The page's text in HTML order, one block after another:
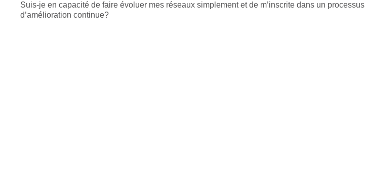
Suis-je en capacité de faire évoluer mes réseaux simplement et de m’inscrite dans un processus
d’amélioration continue?